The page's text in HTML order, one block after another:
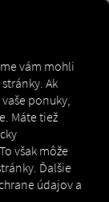
vám mohli
Ak
ponuky,
Máte tiež
však môže
Ďalšie
údajov a